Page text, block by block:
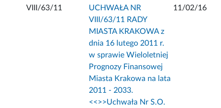
VIII/63/11
UCHWAŁA NR
VIII/63/11 RADY
MIASTA KRAKOWA z
dnia 16 lutego 2011 r.
w sprawie Wieloletniej
Prognozy Finansowej
Miasta Krakowa na lata
2011 - 2033.
<<>>Uchwała Nr S.O.
11/02/16